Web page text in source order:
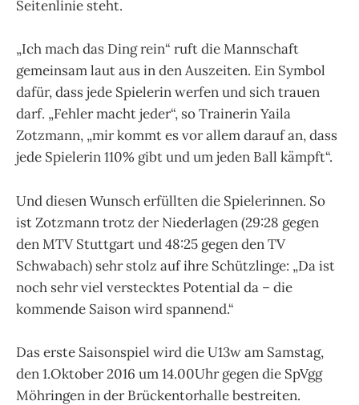
Seitenlinie steht.
„Ich mach das Ding rein“ ruft die Mannschaft
gemeinsam laut aus in den Auszeiten. Ein Symbol
dafür, dass jede Spielerin werfen und sich trauen
darf. „Fehler macht jeder“, so Trainerin Yaila
Zotzmann, „mir kommt es vor allem darauf an, dass
jede Spielerin 110% gibt und um jeden Ball kämpft“.
Und diesen Wunsch erfüllten die Spielerinnen. So
ist Zotzmann trotz der Niederlagen (29:28 gegen
den MTV Stuttgart und 48:25 gegen den TV
Schwabach) sehr stolz auf ihre Schützlinge: „Da ist
noch sehr viel verstecktes Potential da – die
kommende Saison wird spannend.“
Das erste Saisonspiel wird die U13w am Samstag,
den 1.Oktober 2016 um 14.00Uhr gegen die SpVgg
Möhringen in der Brückentorhalle bestreiten.